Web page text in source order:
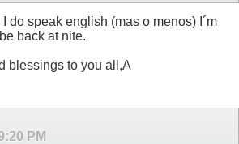
do speak english (mas o menos) I´m
back at nite.
blessings to you all,A
PM